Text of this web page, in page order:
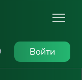
Войти